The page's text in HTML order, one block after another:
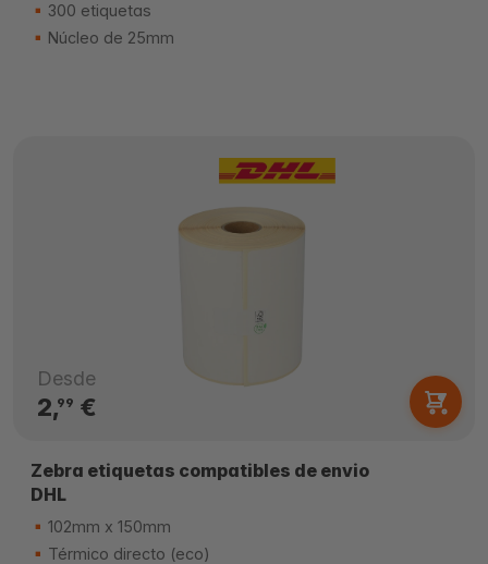
300 etiquetas
Núcleo de 25mm
Desde
2,99 €
Zebra etiquetas compatibles de envio
DHL
102mm x 150mm
Térmico directo (eco)